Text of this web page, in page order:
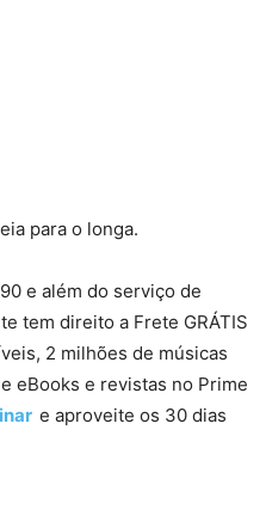
para o longa.
e além do serviço de
tem direito a Frete GRÁTIS
2 milhões de músicas
eBooks e revistas no Prime
e aproveite os 30 dias